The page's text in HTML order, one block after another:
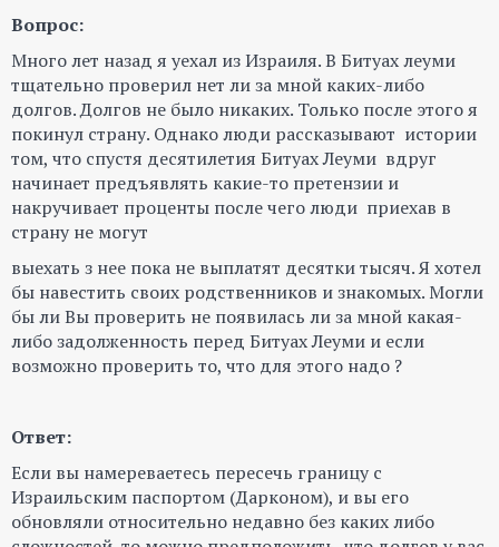
Вопрос:
Много лет назад я уехал из Израиля. В Битуах леуми
тщательно проверил нет ли за мной каких-либо
долгов. Долгов не было никаких. Только после этого я
покинул страну. Однако люди рассказывают истории
том, что спустя десятилетия Битуах Леуми вдруг
начинает предъявлять какие-то претензии и
накручивает проценты после чего люди приехав в
страну не могут
выехать з нее пока не выплатят десятки тысяч. Я хотел
бы навестить своих родственников и знакомых. Могли
бы ли Вы проверить не появилась ли за мной какая-
либо задолженность перед Битуах Леуми и если
возможно проверить то, что для этого надо ?
Ответ:
Если вы намереваетесь пересечь границу с
Израильским паспортом (Дарконом), и вы его
обновляли относительно недавно без каких либо